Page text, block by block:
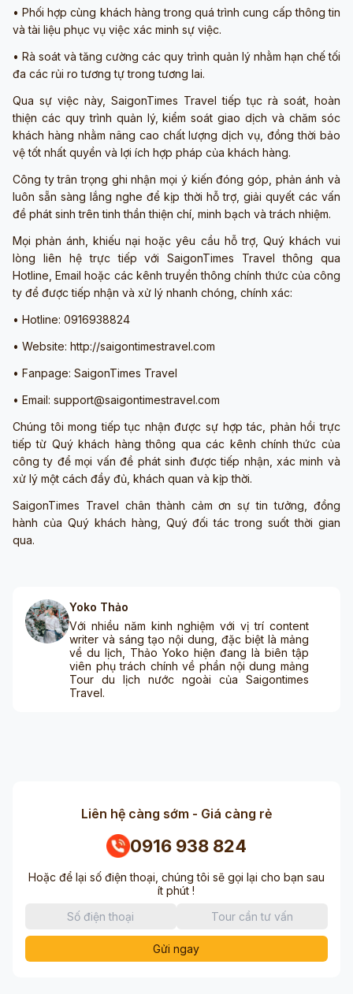
• Phối hợp cùng khách hàng trong quá trình cung cấp thông tin
và tài liệu phục vụ việc xác minh sự việc.
• Rà soát và tăng cường các quy trình quản lý nhằm hạn chế tối
đa các rủi ro tương tự trong tương lai.
Qua sự việc này, SaigonTimes Travel tiếp tục rà soát, hoàn
thiện các quy trình quản lý, kiểm soát giao dịch và chăm sóc
khách hàng nhằm nâng cao chất lượng dịch vụ, đồng thời bảo
vệ tốt nhất quyền và lợi ích hợp pháp của khách hàng.
Công ty trân trọng ghi nhận mọi ý kiến đóng góp, phản ánh và
luôn sẵn sàng lắng nghe để kịp thời hỗ trợ, giải quyết các vấn
đề phát sinh trên tinh thần thiện chí, minh bạch và trách nhiệm.
Mọi phản ánh, khiếu nại hoặc yêu cầu hỗ trợ, Quý khách vui
lòng liên hệ trực tiếp với SaigonTimes Travel thông qua
Hotline, Email hoặc các kênh truyền thông chính thức của công
ty để được tiếp nhận và xử lý nhanh chóng, chính xác:
• Hotline: 0916938824
• Website: http://saigontimestravel.com
• Fanpage: SaigonTimes Travel
• Email: support@saigontimestravel.com
Chúng tôi mong tiếp tục nhận được sự hợp tác, phản hồi trực
tiếp từ Quý khách hàng thông qua các kênh chính thức của
công ty để mọi vấn đề phát sinh được tiếp nhận, xác minh và
xử lý một cách đầy đủ, khách quan và kịp thời.
SaigonTimes Travel chân thành cảm ơn sự tin tưởng, đồng
hành của Quý khách hàng, Quý đối tác trong suốt thời gian
qua.
Yoko Thảo
Với nhiều năm kinh nghiệm với vị trí content
writer và sáng tạo nội dung, đặc biệt là mảng
về du lịch, Thảo Yoko hiện đang là biên tập
viên phụ trách chính về phần nội dung mảng
Tour du lịch nước ngoài của Saigontimes
Travel.
Liên hệ càng sớm - Giá càng rẻ
0916 938 824
Hoặc để lại số điện thoại, chúng tôi sẽ gọi lại cho bạn sau
ít phút !
Gửi ngay